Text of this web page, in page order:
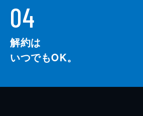
04
解約は
いつでもOK。